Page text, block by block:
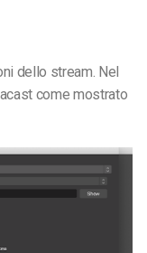
dello stream. Nel
come mostrato